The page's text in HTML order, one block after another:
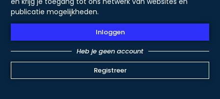
publicatie mogelijkheden.
Inloggen
Heb je geen account
Registreer